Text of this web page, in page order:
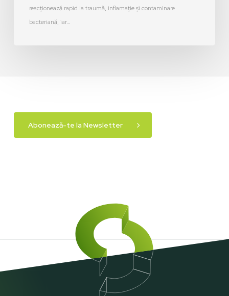
reacționează rapid la traumă, inflamație și contaminare
bacteriană, iar…
Abonează-te la Newsletter